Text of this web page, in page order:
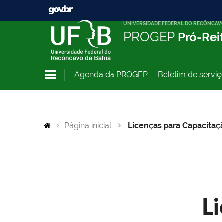
UNIVERSIDADE FEDERAL DO
PROGEP Pró-
Agenda da PROGEP Boletim de
Página inicial Licenças para